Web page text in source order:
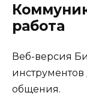
работа
Веб-версия
общения.